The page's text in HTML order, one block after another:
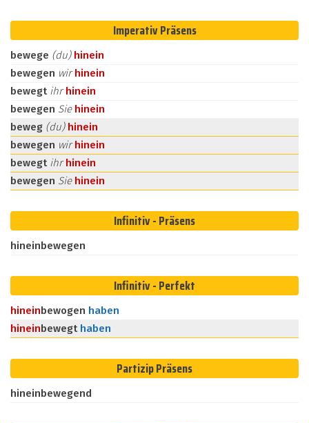
Imperativ Präsens
bewege (du) hinein
bewegen wirhinein
bewegt ihrhinein
bewegen Sie hinein
beweg (du) hinein
bewegen wirhinein
bewegt ihrhinein
bewegen Sie hinein
Infinitiv - Präsens
hineinbewegen
Infinitiv - Perfekt
hineinbewogen haben
hineinbewegt haben
Partizip Präsens
hineinbewegend